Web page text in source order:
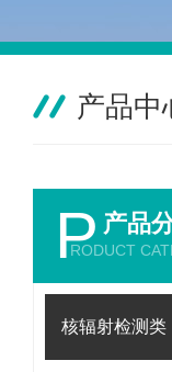
产品中
P 产品
RODUCT
核辐射检测类